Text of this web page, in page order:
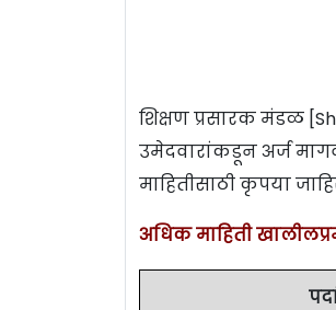
शिक्षण प्रसारक मंडळ
उमेदवारांकडून अर्ज
माहितीसाठी कृपया
अधिक माहिती